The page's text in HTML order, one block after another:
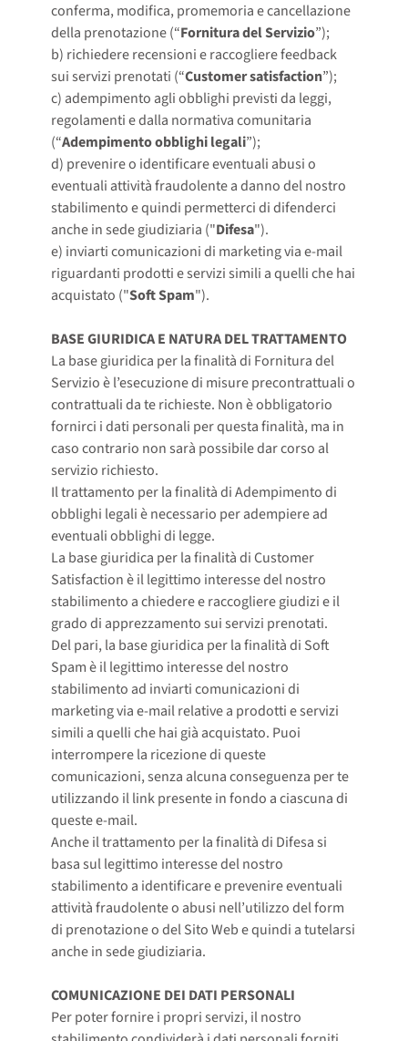
conferma, modifica, promemoria e cancellazione
della prenotazione (“Fornitura del Servizio”);
b) richiedere recensioni e raccogliere feedback
sui servizi prenotati (“Customer satisfaction”);
c) adempimento agli obblighi previsti da leggi,
regolamenti e dalla normativa comunitaria
(“Adempimento obblighi legali”);
d) prevenire o identificare eventuali abusi o
eventuali attività fraudolente a danno del nostro
stabilimento e quindi permetterci di difenderci
anche in sede giudiziaria ("Difesa").
e) inviarti comunicazioni di marketing via e-mail
riguardanti prodotti e servizi simili a quelli che hai
acquistato ("Soft Spam").
BASE GIURIDICA E NATURA DEL TRATTAMENTO
La base giuridica per la finalità di Fornitura del
Servizio è l’esecuzione di misure precontrattuali o
contrattuali da te richieste. Non è obbligatorio
fornirci i dati personali per questa finalità, ma in
caso contrario non sarà possibile dar corso al
servizio richiesto.
Il trattamento per la finalità di Adempimento di
obblighi legali è necessario per adempiere ad
eventuali obblighi di legge.
La base giuridica per la finalità di Customer
Satisfaction è il legittimo interesse del nostro
stabilimento a chiedere e raccogliere giudizi e il
grado di apprezzamento sui servizi prenotati.
Del pari, la base giuridica per la finalità di Soft
Spam è il legittimo interesse del nostro
stabilimento ad inviarti comunicazioni di
marketing via e-mail relative a prodotti e servizi
simili a quelli che hai già acquistato. Puoi
interrompere la ricezione di queste
comunicazioni, senza alcuna conseguenza per te
utilizzando il link presente in fondo a ciascuna di
queste e-mail.
Anche il trattamento per la finalità di Difesa si
basa sul legittimo interesse del nostro
stabilimento a identificare e prevenire eventuali
attività fraudolente o abusi nell’utilizzo del form
di prenotazione o del Sito Web e quindi a tutelarsi
anche in sede giudiziaria.
COMUNICAZIONE DEI DATI PERSONALI
Per poter fornire i propri servizi, il nostro